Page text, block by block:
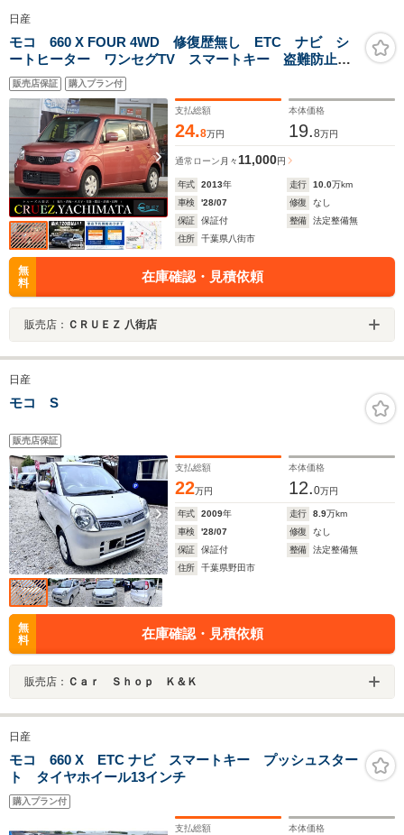
日産
モコ 660 X FOUR 4WD 修復歴無し ETC ナビ シ
ートヒーター ワンセグTV スマートキー 盗難防止装
置 ベンチシート パワステ パワーウインドウ 運転
席助手席エアバック
販売店保証 購入プラン付
支払総額
24.8万円
本体価格
19.8万円
通常ローン 月々 11,000円
年式 2013年 走行 10.0万km
車検
'28/07 修復
なし
保証
保証付 整備
法定整備無
住所
千葉県八街市
無
料
在庫確認・見積依頼
販売店： ＣＲＵＥＺ 八街店
日産
モコ S
販売店保証
支払総額
22万円
本体価格
12.0万円
年式 2009年 走行 8.9万km
車検
'28/07 修復
なし
保証
保証付 整備
法定整備無
住所
千葉県野田市
無
料
在庫確認・見積依頼
販売店： Ｃａｒ Ｓｈｏｐ Ｋ＆Ｋ
日産
モコ 660 X ETC ナビ スマートキー プッシュスター
ト タイヤホイール13インチ
購入プラン付
支払総額 本体価格